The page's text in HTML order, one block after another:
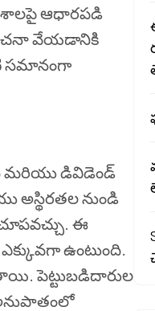
ఆధారపడి
వేయడానికి
సమానంగా
మరియు డివిడెండ్
అస్థిరతల నుండి
ఈ
ఉంటుంది.
పెట్టుబడిదారుల